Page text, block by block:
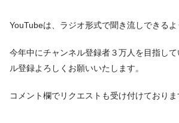
YouTubeは、ラジオ形式で聞き流しできるよ
今年中にチャンネル登録者３万人を目指し
ル登録よろしくお願いいたします。
コメント欄でリクエストも受け付けておりま